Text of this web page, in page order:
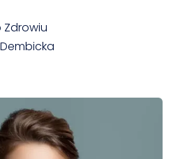
Zdrowiu